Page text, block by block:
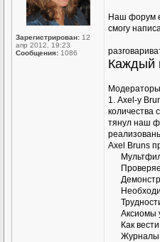
Зарегистрирован: 12
апр 2012, 19:23
Сообщения: 1086
Наш форум
смогу
Каждый
1. Axel-у
количества
тянул наш
Аxel Bruns
Аксиомы
Как
Журналы